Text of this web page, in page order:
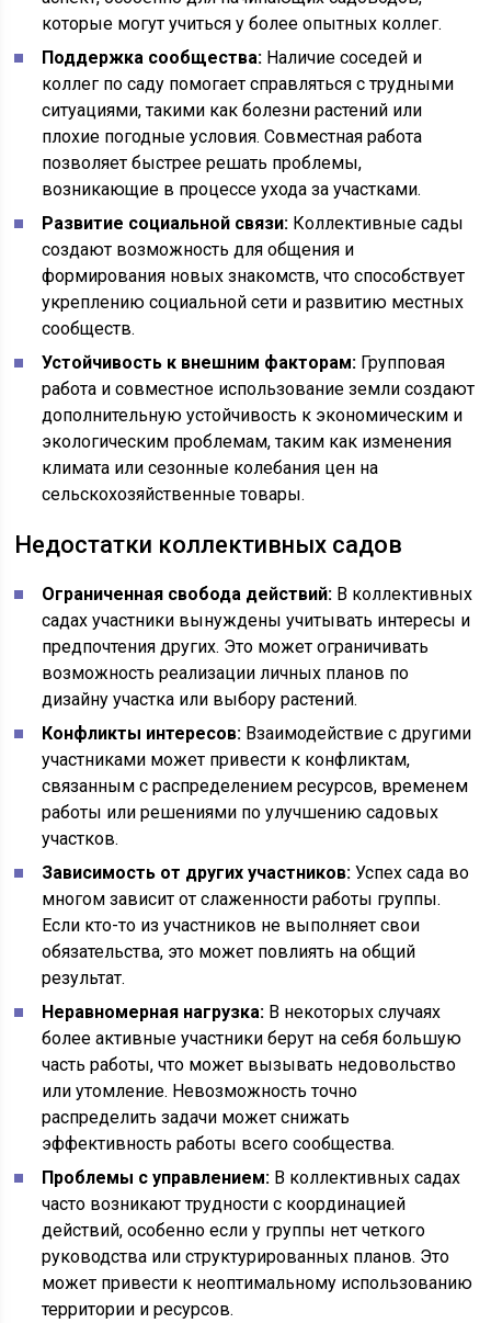
которые могут учиться у более опытных коллег.
Поддержка сообщества: Наличие соседей и
коллег по саду помогает справляться с трудными
ситуациями, такими как болезни растений или
плохие погодные условия. Совместная работа
позволяет быстрее решать проблемы,
возникающие в процессе ухода за участками.
Развитие социальной связи: Коллективные сады
создают возможность для общения и
формирования новых знакомств, что способствует
укреплению социальной сети и развитию местных
сообществ.
Устойчивость к внешним факторам: Групповая
работа и совместное использование земли создают
дополнительную устойчивость к экономическим и
экологическим проблемам, таким как изменения
климата или сезонные колебания цен на
сельскохозяйственные товары.
Недостатки коллективных садов
Ограниченная свобода действий: В коллективных
садах участники вынуждены учитывать интересы и
предпочтения других. Это может ограничивать
возможность реализации личных планов по
дизайну участка или выбору растений.
Конфликты интересов: Взаимодействие с другими
участниками может привести к конфликтам,
связанным с распределением ресурсов, временем
работы или решениями по улучшению садовых
участков.
Зависимость от других участников: Успех сада во
многом зависит от слаженности работы группы.
Если кто-то из участников не выполняет свои
обязательства, это может повлиять на общий
результат.
Неравномерная нагрузка: В некоторых случаях
более активные участники берут на себя большую
часть работы, что может вызывать недовольство
или утомление. Невозможность точно
распределить задачи может снижать
эффективность работы всего сообщества.
Проблемы с управлением: В коллективных садах
часто возникают трудности с координацией
действий, особенно если у группы нет четкого
руководства или структурированных планов. Это
может привести к неоптимальному использованию
территории и ресурсов.